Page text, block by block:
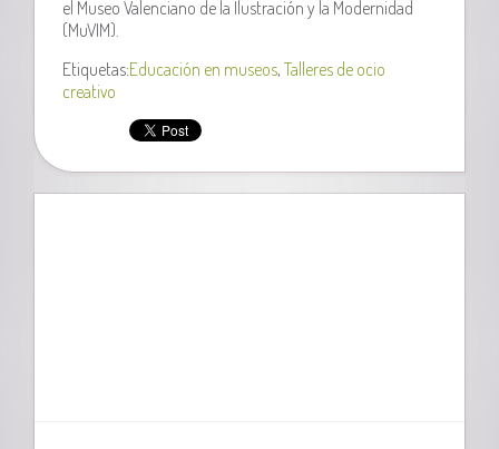
el Museo Valenciano de la Ilustración y la Modernidad
(MuVIM).
Etiquetas:Educación en museos,Talleres de ocio
creativo